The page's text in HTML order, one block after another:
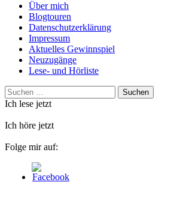
Über mich
Blogtouren
Datenschutzerklärung
Impressum
Aktuelles Gewinnspiel
Neuzugänge
Lese- und Hörliste
Suchen
nach:
Ich lese jetzt
Ich höre jetzt
Folge mir auf: